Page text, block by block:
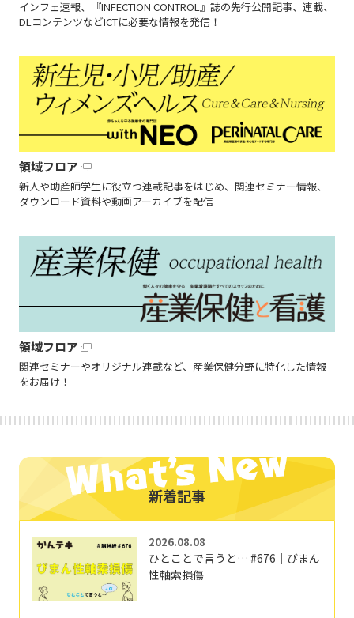
インフェ速報、『INFECTION CONTROL』誌の先行公開記事、連載、
DLコンテンツなどICTに必要な情報を発信！
領域フロア
新人や助産師学生に役立つ連載記事をはじめ、関連セミナー情報、
ダウンロード資料や動画アーカイブを配信
領域フロア
関連セミナーやオリジナル連載など、産業保健分野に特化した情報
をお届け！
新着記事
2026.08.08
ひとことで言うと… #676｜びまん
性軸索損傷